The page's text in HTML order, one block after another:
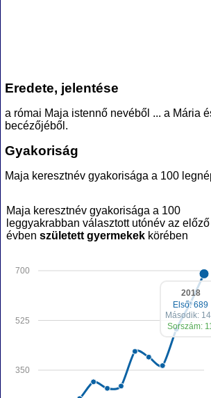
Eredete, jelentése
a római Maja istennő nevéből ... a Mária
becézőjéből.
Gyakoriság
Maja keresztnév gyakorisága a 100
Maja keresztnév gyakorisága a 100
leggyakrabban választott utónév az előző
évben született gyermekek körében
350
525
700
2018
Első: 689
Második:
Sorszám: 11